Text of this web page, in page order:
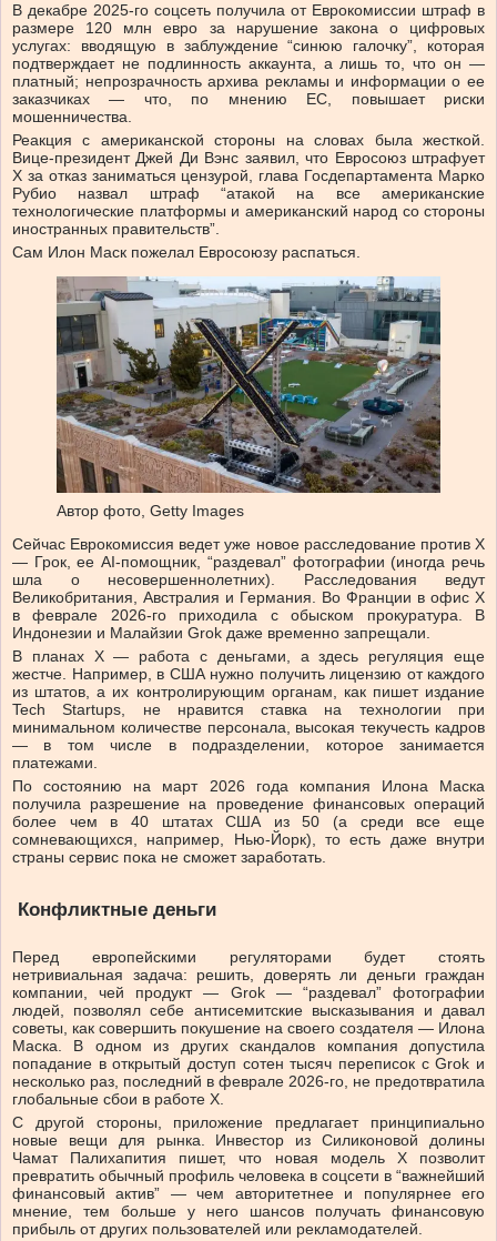
В декабре 2025-го соцсеть получила от Еврокомиссии штраф в
размере 120 млн евро за нарушение закона о цифровых
услугах: вводящую в заблуждение “синюю галочку”, которая
подтверждает не подлинность аккаунта, а лишь то, что он —
платный; непрозрачность архива рекламы и информации о ее
заказчиках — что, по мнению ЕС, повышает риски
мошенничества.
Реакция с американской стороны на словах была жесткой.
Вице-президент Джей Ди Вэнс заявил, что Евросоюз штрафует
Х за отказ заниматься цензурой, глава Госдепартамента Марко
Рубио назвал штраф “атакой на все американские
технологические платформы и американский народ со стороны
иностранных правительств”.
Сам Илон Маск пожелал Евросоюзу распаться.
Автор фото, Getty Images
Сейчас Еврокомиссия ведет уже новое расследование против Х
— Грок, ее AI-помощник, “раздевал” фотографии (иногда речь
шла о несовершеннолетних). Расследования ведут
Великобритания, Австралия и Германия. Во Франции в офис Х
в феврале 2026-го приходила с обыском прокуратура. В
Индонезии и Малайзии Grok даже временно запрещали.
В планах Х — работа с деньгами, а здесь регуляция еще
жестче. Например, в США нужно получить лицензию от каждого
из штатов, а их контролирующим органам, как пишет издание
Tech Startups, не нравится ставка на технологии при
минимальном количестве персонала, высокая текучесть кадров
— в том числе в подразделении, которое занимается
платежами.
По состоянию на март 2026 года компания Илона Маска
получила разрешение на проведение финансовых операций
более чем в 40 штатах США из 50 (а среди все еще
сомневающихся, например, Нью-Йорк), то есть даже внутри
страны сервис пока не сможет заработать.
Конфликтные деньги
Перед европейскими регуляторами будет стоять
нетривиальная задача: решить, доверять ли деньги граждан
компании, чей продукт — Grok — “раздевал” фотографии
людей, позволял себе антисемитские высказывания и давал
советы, как совершить покушение на своего создателя — Илона
Маска. В одном из других скандалов компания допустила
попадание в открытый доступ сотен тысяч переписок с Grok и
несколько раз, последний в феврале 2026-го, не предотвратила
глобальные сбои в работе X.
С другой стороны, приложение предлагает принципиально
новые вещи для рынка. Инвестор из Силиконовой долины
Чамат Палихапития пишет, что новая модель Х позволит
превратить обычный профиль человека в соцсети в “важнейший
финансовый актив” — чем авторитетнее и популярнее его
мнение, тем больше у него шансов получать финансовую
прибыль от других пользователей или рекламодателей.